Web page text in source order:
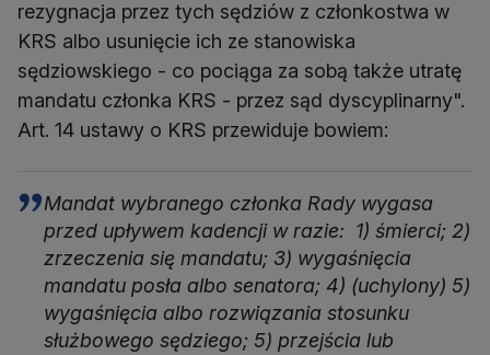
rezygnacja przez tych sędziów z członkostwa w
KRS albo usunięcie ich ze stanowiska
sędziowskiego - co pociąga za sobą także utratę
mandatu członka KRS - przez sąd dyscyplinarny".
Art. 14 ustawy o KRS przewiduje bowiem:
Mandat wybranego członka Rady wygasa
przed upływem kadencji w razie: 1) śmierci; 2)
zrzeczenia się mandatu; 3) wygaśnięcia
mandatu posła albo senatora; 4) (uchylony) 5)
wygaśnięcia albo rozwiązania stosunku
służbowego sędziego; 5) przejścia lub